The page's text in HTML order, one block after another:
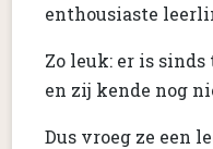
enthousiaste
Zo leuk: er is
en zij kende nog
Dus vroeg ze een